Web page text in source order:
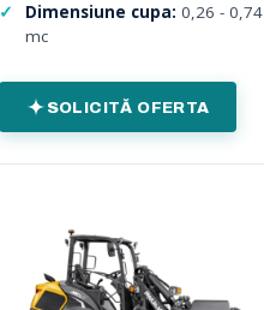
Dimensiune cupa: 0,26 - 0,74
mc
SOLICITĂ OFERTA